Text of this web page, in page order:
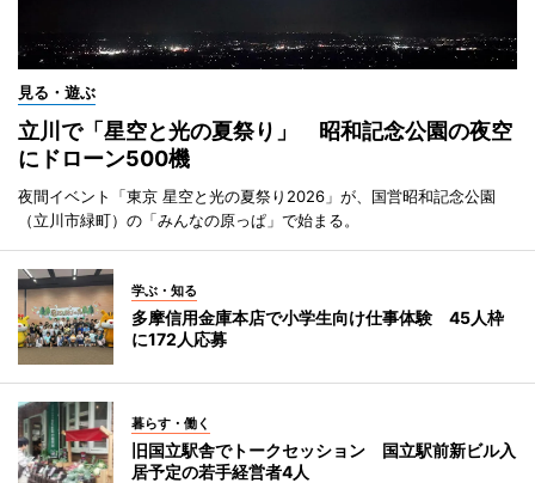
見る・遊ぶ
立川で「星空と光の夏祭り」 昭和記念公園の夜空
にドローン500機
夜間イベント「東京 星空と光の夏祭り2026」が、国営昭和記念公園
（立川市緑町）の「みんなの原っぱ」で始まる。
学ぶ・知る
多摩信用金庫本店で小学生向け仕事体験 45人枠
に172人応募
暮らす・働く
旧国立駅舎でトークセッション 国立駅前新ビル入
居予定の若手経営者4人